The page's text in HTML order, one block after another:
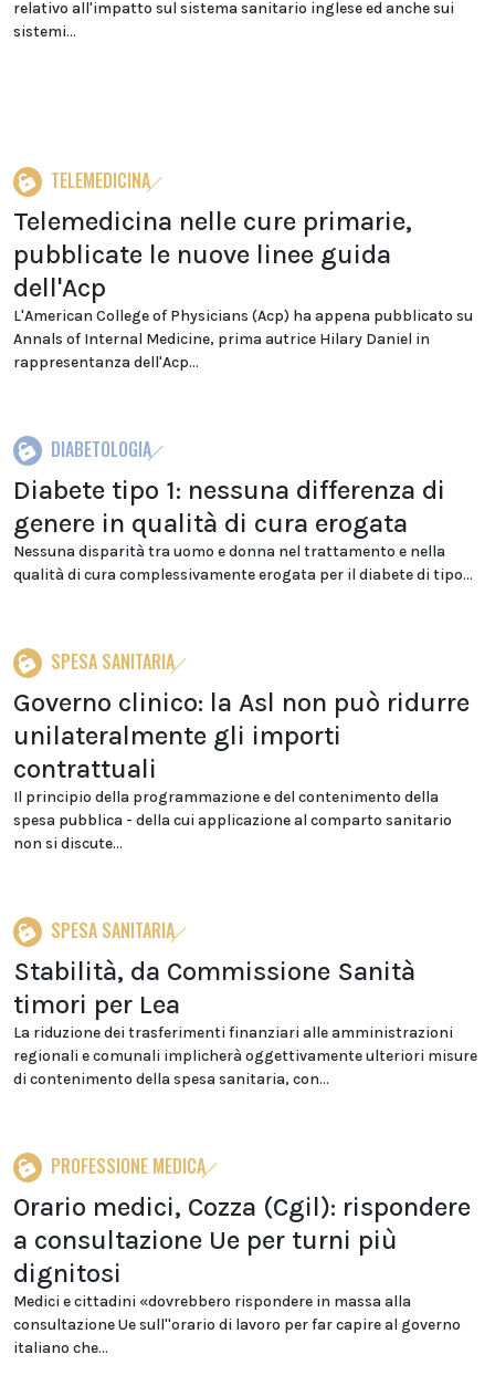
relativo all'impatto sul sistema sanitario inglese ed anche sui
sistemi...
TELEMEDICINA
Telemedicina nelle cure primarie,
pubblicate le nuove linee guida
dell'Acp
L'American College of Physicians (Acp) ha appena pubblicato su
Annals of Internal Medicine, prima autrice Hilary Daniel in
rappresentanza dell'Acp...
DIABETOLOGIA
Diabete tipo 1: nessuna differenza di
genere in qualità di cura erogata
Nessuna disparità tra uomo e donna nel trattamento e nella
qualità di cura complessivamente erogata per il diabete di tipo...
SPESA SANITARIA
Governo clinico: la Asl non può ridurre
unilateralmente gli importi
contrattuali
Il principio della programmazione e del contenimento della
spesa pubblica - della cui applicazione al comparto sanitario
non si discute...
SPESA SANITARIA
Stabilità, da Commissione Sanità
timori per Lea
La riduzione dei trasferimenti finanziari alle amministrazioni
regionali e comunali implicherà oggettivamente ulteriori misure
di contenimento della spesa sanitaria, con...
PROFESSIONE MEDICA
Orario medici, Cozza (Cgil): rispondere
a consultazione Ue per turni più
dignitosi
Medici e cittadini «dovrebbero rispondere in massa alla
consultazione Ue sull''orario di lavoro per far capire al governo
italiano che...